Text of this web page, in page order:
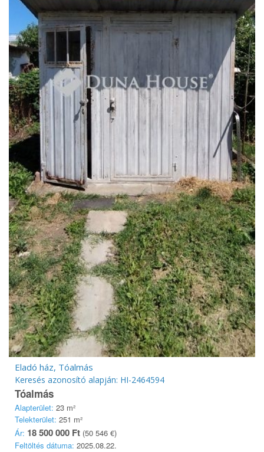
Eladó ház, Tóalmás
Keresés azonosító alapján: HI-2464594
Tóalmás
Alapterület: 23 m²
Telekterület: 251 m²
Ár: 18 500 000 Ft (50 546 €)
Feltöltés dátuma: 2025.08.22.